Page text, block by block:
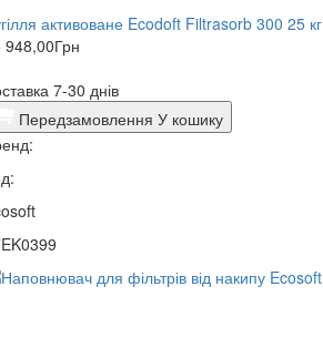
активоване Ecodoft Filtrasorb 300 25 кг
948,00Грн
7-30 днів
Передзамовлення У кошику